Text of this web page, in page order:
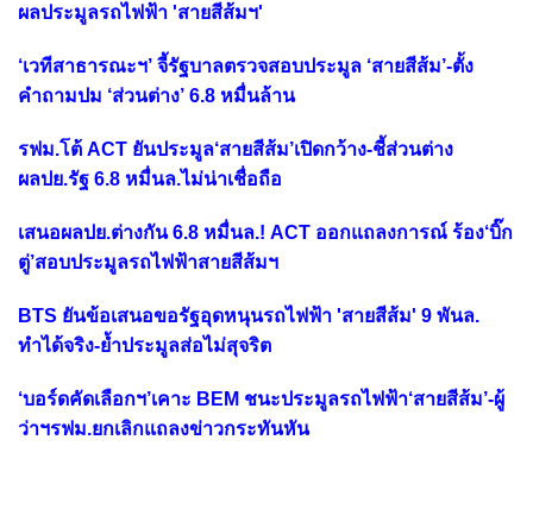
ผลประมูลรถไฟฟ้า 'สายสีส้มฯ'
‘เวทีสาธารณะฯ’ จี้รัฐบาลตรวจสอบประมูล ‘สายสีส้ม’-ตั้ง
คำถามปม ‘ส่วนต่าง’ 6.8 หมื่นล้าน
รฟม.โต้ ACT ยันประมูล‘สายสีส้ม’เปิดกว้าง-ชี้ส่วนต่าง
ผลปย.รัฐ 6.8 หมื่นล.ไม่น่าเชื่อถือ
เสนอผลปย.ต่างกัน 6.8 หมื่นล.! ACT ออกแถลงการณ์ ร้อง‘บิ๊ก
ตู่’สอบประมูลรถไฟฟ้าสายสีส้มฯ
BTS ยันข้อเสนอขอรัฐอุดหนุนรถไฟฟ้า 'สายสีส้ม' 9 พันล.
ทำได้จริง-ย้ำประมูลส่อไม่สุจริต
‘บอร์ดคัดเลือกฯ’เคาะ BEM ชนะประมูลรถไฟฟ้า‘สายสีส้ม’-ผู้
ว่าฯรฟม.ยกเลิกแถลงข่าวกระทันหัน